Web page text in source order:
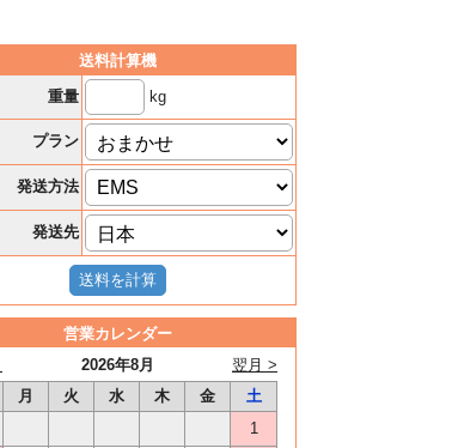
送料計算機
重量
kg
プラン
発送方法
発送先
営業カレンダー
2026年8月
翌月 >
月 火 水 木 金
土
1